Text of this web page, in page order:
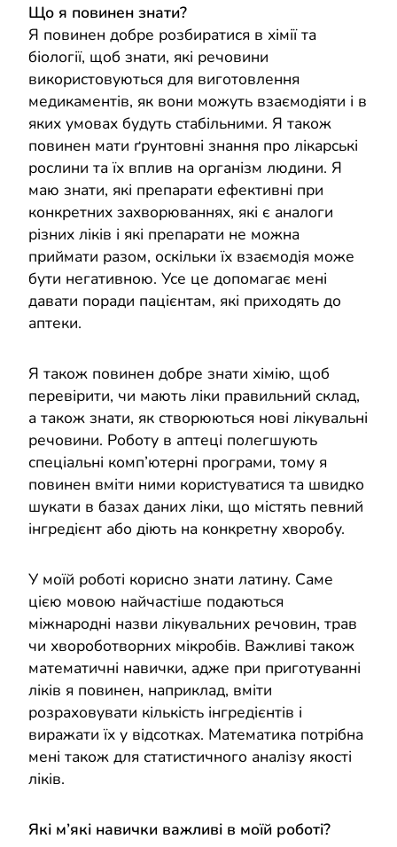
Що я повинен знати?
Я повинен добре розбиратися в хімії та
біології, щоб знати, які речовини
використовуються для виготовлення
медикаментів, як вони можуть взаємодіяти і в
яких умовах будуть стабільними. Я також
повинен мати ґрунтовні знання про лікарські
рослини та їх вплив на організм людини. Я
маю знати, які препарати ефективні при
конкретних захворюваннях, які є аналоги
різних ліків і які препарати не можна
приймати разом, оскільки їх взаємодія може
бути негативною. Усе це допомагає мені
давати поради пацієнтам, які приходять до
аптеки.
Я також повинен добре знати хімію, щоб
перевірити, чи мають ліки правильний склад,
а також знати, як створюються нові лікувальні
речовини. Роботу в аптеці полегшують
спеціальні комп’ютерні програми, тому я
повинен вміти ними користуватися та швидко
шукати в базах даних ліки, що містять певний
інгредієнт або діють на конкретну хворобу.
У моїй роботі корисно знати латину. Саме
цією мовою найчастіше подаються
міжнародні назви лікувальних речовин, трав
чи хвороботворних мікробів. Важливі також
математичні навички, адже при приготуванні
ліків я повинен, наприклад, вміти
розраховувати кількість інгредієнтів і
виражати їх у відсотках. Математика потрібна
мені також для статистичного аналізу якості
ліків.
Які м’які навички важливі в моїй роботі?